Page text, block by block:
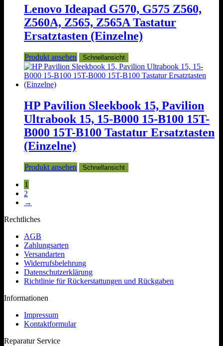
Varianten
auf.
Die
Optionen
können
der
Produktseite
gewählt
Lenovo Ideapad G570, G575 Z560,
Z560A, Z565, Z565A Tastatur
Ersatztasten (Einzelne)
Produkt ansehen Schnellansicht
HP Pavilion Sleekbook 15, Pavilion
Ultrabook 15, 15-B000 15-B100 15T-
B000 15T-B100 Tastatur Ersatztasten
(Einzelne)
Produkt ansehen Schnellansicht
1
2
→
Rechtliches
AGB
Zahlungsarten
Versandarten
Widerrufsbelehrung
Datenschutzerklärung
Richtlinie für Rückerstattungen und Rückgaben
Informationen
Impressum
Kontaktformular
Reparatur Service